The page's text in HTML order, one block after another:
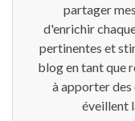
partager
d'enrichir
pertinentes et
blog en tant que
à apporter des
éveillent